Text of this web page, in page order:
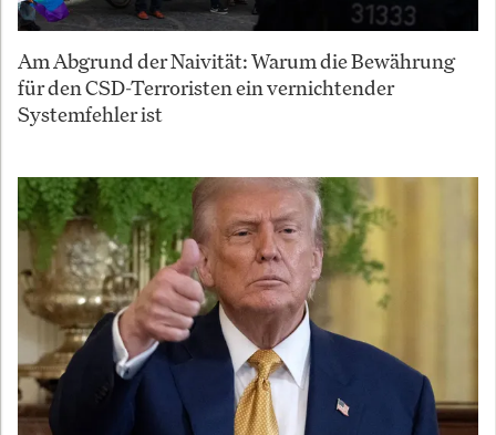
Am Abgrund der Naivität: Warum die Bewährung
für den CSD-Terroristen ein vernichtender
Systemfehler ist